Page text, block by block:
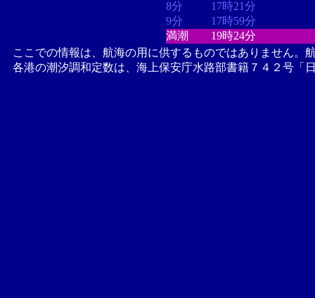
8分
17時21分
9分
17時59分
満潮
19時24分
ここでの情報は、航海の用に供するものではありません。
各港の潮汐調和定数は、海上保安庁水路部書籍７４２号「